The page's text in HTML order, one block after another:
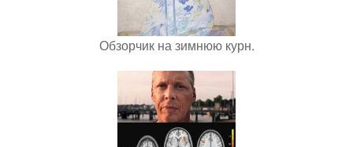
Обзорчик на зимнюю курн.